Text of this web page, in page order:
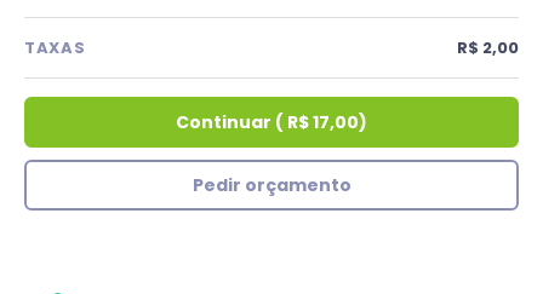
TAXAS R$ 2,00
Continuar ( R$ 17,00)
Pedir orçamento